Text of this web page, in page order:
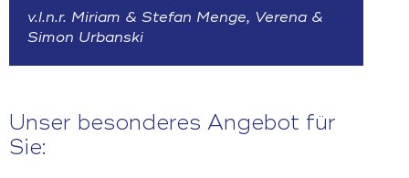
v.l.n.r. Miriam & Stefan Menge, Verena &
Simon Urbanski
Unser besonderes Angebot für
Sie: